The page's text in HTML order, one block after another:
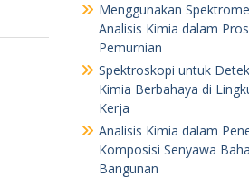
Menggunakan
Analisis Kimia dalam
Pemurnian
Spektroskopi untuk
Kimia Berbahaya di
Kerja
Analisis Kimia dalam
Komposisi Senyawa
Bangunan